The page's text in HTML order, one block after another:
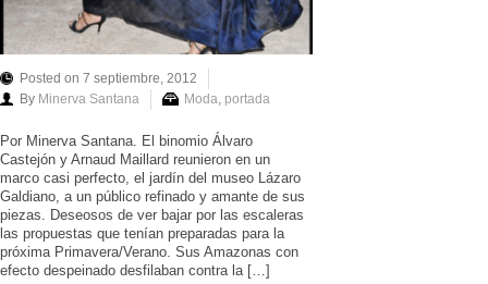
Posted on 7 septiembre, 2012
By Minerva Santana Moda, portada
Por Minerva Santana. El binomio Álvaro
Castejón y Arnaud Maillard reunieron en un
marco casi perfecto, el jardín del museo Lázaro
Galdiano, a un público refinado y amante de sus
piezas. Deseosos de ver bajar por las escaleras
las propuestas que tenían preparadas para la
próxima Primavera/Verano. Sus Amazonas con
efecto despeinado desfilaban contra la […]